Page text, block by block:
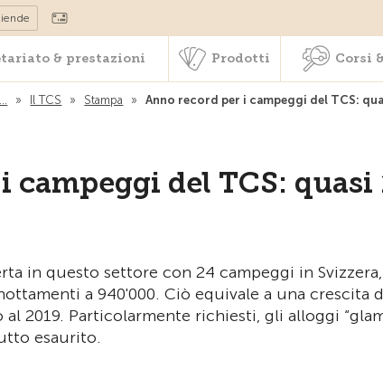
& prestazioni Prodotti Corsi
… » Il TCS » Stampa » Anno record per i campeggi del TCS:
campeggi del TCS:
in questo settore con 24 campeggi in
a 940'000. Ciò equivale a una crescita
2019. Particolarmente richiesti, gli alloggi
esaurito.